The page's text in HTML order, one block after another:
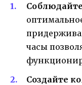
часы
Создайте